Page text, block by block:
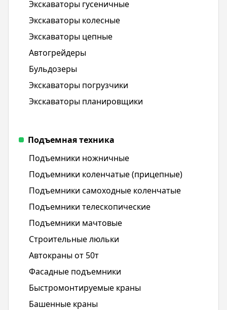
Экскаваторы гусеничные
Экскаваторы колесные
Экскаваторы цепные
Автогрейдеры
Бульдозеры
Экскаваторы погрузчики
Экскаваторы планировщики
Подъемная техника
Подъемники ножничные
Подъемники коленчатые (прицепные)
Подъемники самоходные коленчатые
Подъемники телескопические
Подъемники мачтовые
Строительные люльки
Автокраны от 50т
Фасадные подъемники
Быстромонтируемые краны
Башенные краны